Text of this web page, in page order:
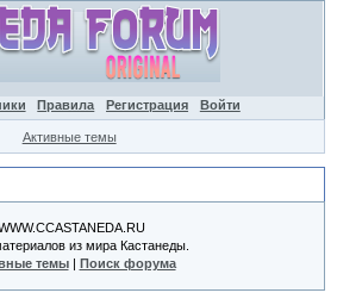
Правила Регистрация Войти
Активные темы
из мира Кастанеды.
темы| Поиск форума